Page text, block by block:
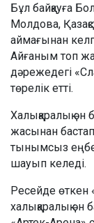
Бұл байқауға
Молдова,
аймағынан
Айғаным топ
дәрежедегі
төрелік етті.
Халықаралық
жасынан
тынымсыз
шауып келеді.
Ресейде өткен
халықаралық ән